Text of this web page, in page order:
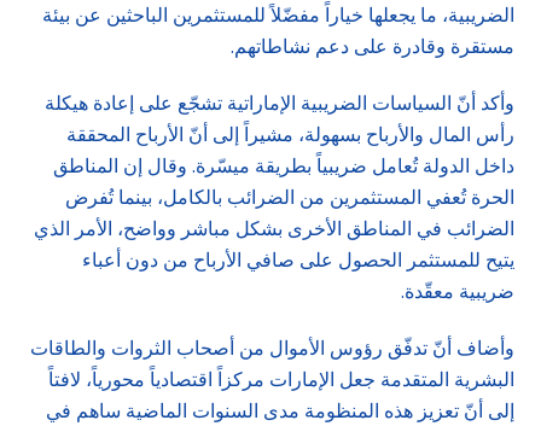
الضريبية، ما يجعلها خياراً مفضّلاً للمستثمرين الباحثين عن بيئة
مستقرة وقادرة على دعم نشاطاتهم.
وأكد أنّ السياسات الضريبية الإماراتية تشجّع على إعادة هيكلة
رأس المال والأرباح بسهولة، مشيراً إلى أنّ الأرباح المحققة
داخل الدولة تُعامل ضريبياً بطريقة ميسّرة. وقال إن المناطق
الحرة تُعفي المستثمرين من الضرائب بالكامل، بينما تُفرض
الضرائب في المناطق الأخرى بشكل مباشر وواضح، الأمر الذي
يتيح للمستثمر الحصول على صافي الأرباح من دون أعباء
ضريبية معقّدة.
وأضاف أنّ تدفّق رؤوس الأموال من أصحاب الثروات والطاقات
البشرية المتقدمة جعل الإمارات مركزاً اقتصادياً محورياً، لافتاً
إلى أنّ تعزيز هذه المنظومة مدى السنوات الماضية ساهم في